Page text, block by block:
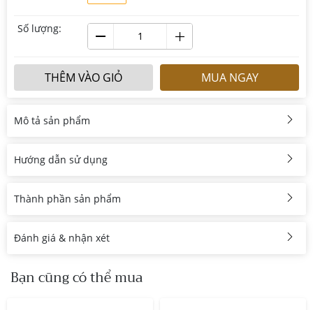
Số lượng:
THÊM VÀO GIỎ MUA NGAY
Mô tả sản phẩm
Hướng dẫn sử dụng
Thành phần sản phẩm
Đánh giá & nhận xét
Bạn cũng có thể mua